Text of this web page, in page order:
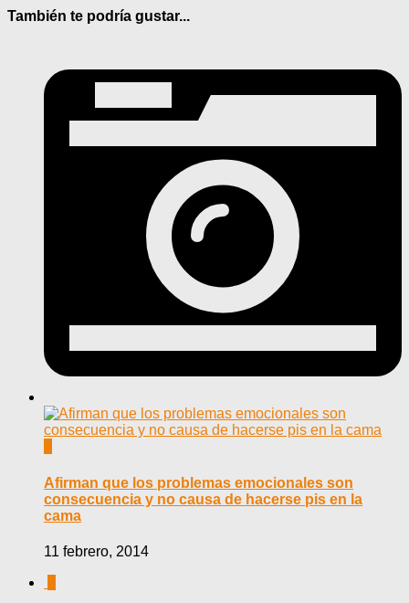
También te podría gustar...
Afirman que los problemas emocionales son
consecuencia y no causa de hacerse pis en la
cama
11 febrero, 2014